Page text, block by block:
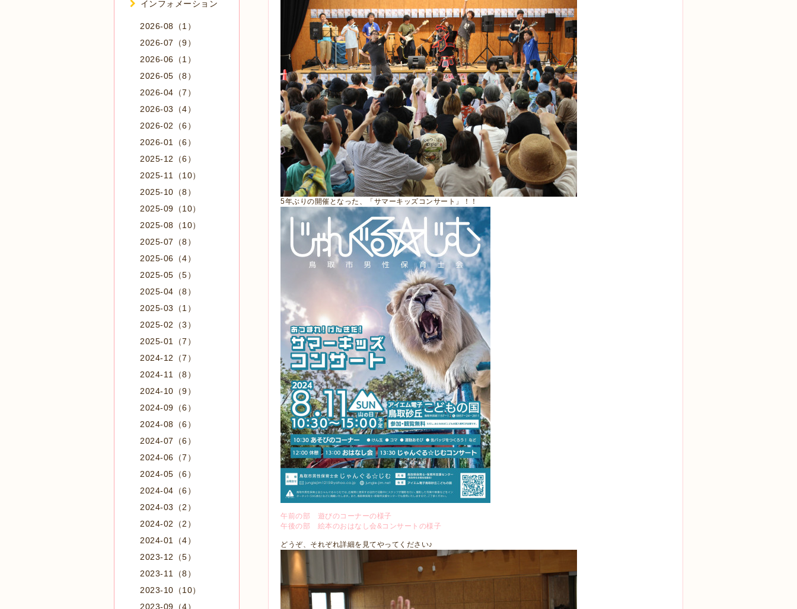
5年ぶりの開催となった、「サマーキッズコンサート」！！
午前の部 遊びのコーナーの様子
午後の部 絵本のおはなし会&コンサートの様子
どうぞ、それぞれ詳細を見てやってください♪
インフォメーション
2026-08（1）
2026-07（9）
2026-06（1）
2026-05（8）
2026-04（7）
2026-03（4）
2026-02（6）
2026-01（6）
2025-12（6）
2025-11（10）
2025-10（8）
2025-09（10）
2025-08（10）
2025-07（8）
2025-06（4）
2025-05（5）
2025-04（8）
2025-03（1）
2025-02（3）
2025-01（7）
2024-12（7）
2024-11（8）
2024-10（9）
2024-09（6）
2024-08（6）
2024-07（6）
2024-06（7）
2024-05（6）
2024-04（6）
2024-03（2）
2024-02（2）
2024-01（4）
2023-12（5）
2023-11（8）
2023-10（10）
2023-09（4）